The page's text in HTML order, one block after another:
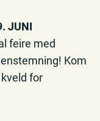
JUNI
feire med
Kom
for